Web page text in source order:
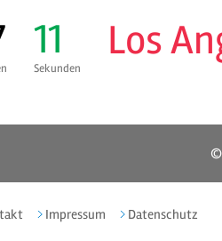
10
Sekunden
Los
Impressum Datenschutz